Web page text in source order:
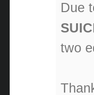
Due
two